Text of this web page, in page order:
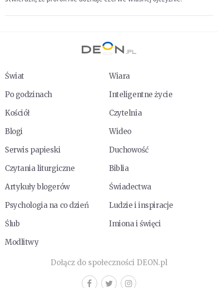
Świat
Wiara
Po godzinach
Inteligentne życie
Kościół
Czytelnia
Blogi
Wideo
Serwis papieski
Duchowość
Czytania liturgiczne
Biblia
Artykuły blogerów
Świadectwa
Psychologia na co dzień
Ludzie i inspiracje
Ślub
Imiona i święci
Modlitwy
Dołącz do społeczności DEON.pl